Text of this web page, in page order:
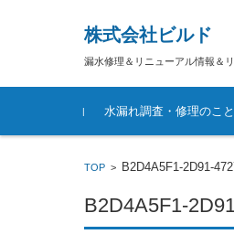
株式会社ビルド
漏水修理＆リニューアル情報＆
コンテンツに移動
水漏れ調査・修理のこ
TOP > B2D4A5F1-2D91-
B2D4A5F1-